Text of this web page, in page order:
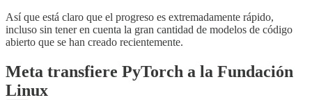
Así que está claro que el progreso es extremadamente rápido,
incluso sin tener en cuenta la gran cantidad de modelos de código
abierto que se han creado recientemente.
Meta transfiere PyTorch a la Fundación
Linux